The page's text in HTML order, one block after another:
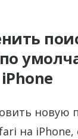
новую
на iPhone,